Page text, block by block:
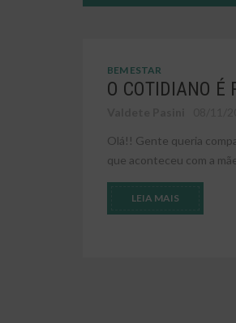
BEM ESTAR
O COTIDIANO É
Olá!! Gente queria
que aconteceu com a
LEIA MAIS